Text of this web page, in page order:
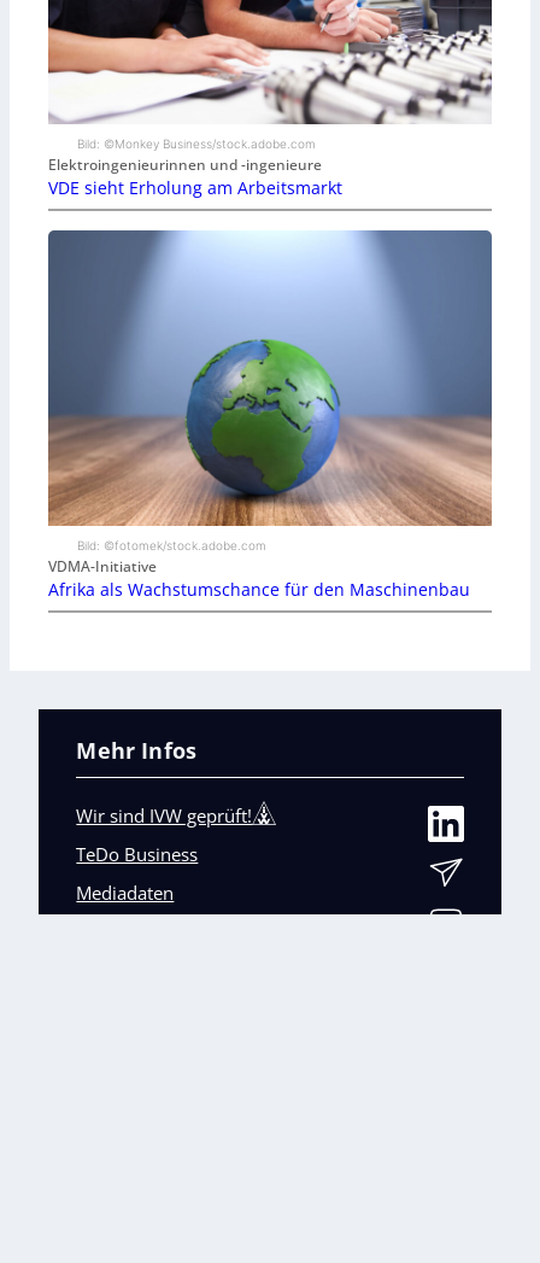
Bild: ©Monkey Business/stock.adobe.com
Elektroingenieurinnen und -ingenieure
VDE sieht Erholung am Arbeitsmarkt
Bild: ©fotomek/stock.adobe.com
VDMA-Initiative
Afrika als Wachstumschance für den Maschinenbau
Mehr Infos
Wir sind IVW geprüft!
TeDo Business
Mediadaten